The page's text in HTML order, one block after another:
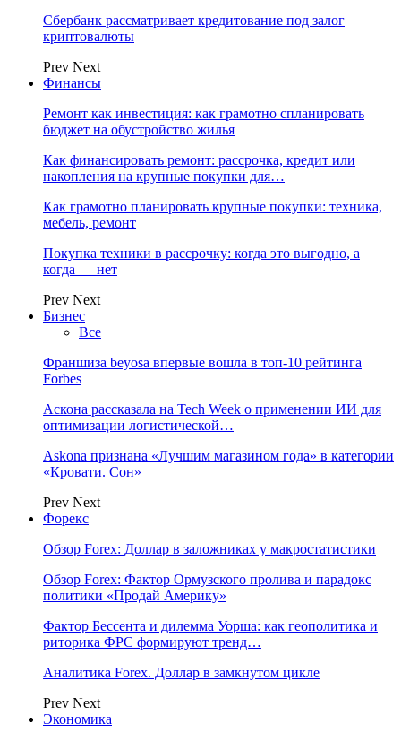
Сбербанк рассматривает кредитование под залог
криптовалюты
Prev Next
Финансы
Ремонт как инвестиция: как грамотно спланировать
бюджет на обустройство жилья
Как финансировать ремонт: рассрочка, кредит или
накопления на крупные покупки для…
Как грамотно планировать крупные покупки: техника,
мебель, ремонт
Покупка техники в рассрочку: когда это выгодно, а
когда — нет
Prev Next
Бизнес
Все
Франшиза beyosa впервые вошла в топ-10 рейтинга
Forbes
Аскона рассказала на Tech Week о применении ИИ для
оптимизации логистической…
Askona признана «Лучшим магазином года» в категории
«Кровати. Сон»
Prev Next
Форекс
Обзор Forex: Доллар в заложниках у макростатистики
Обзор Forex: Фактор Ормузского пролива и парадокс
политики «Продай Америку»
Фактор Бессента и дилемма Уорша: как геополитика и
риторика ФРС формируют тренд…
Аналитика Forex. Доллар в замкнутом цикле
Prev Next
Экономика